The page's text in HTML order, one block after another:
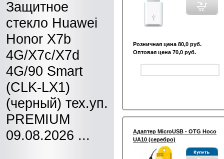
Защитное
стекло Huawei
Honor X7b
4G/X7c/X7d
4G/90 Smart
(CLK-LX1)
(черный) тех.уп.
PREMIUM
09.08.2026 ...
Розничная цена 80,0 руб.
Оптовая цена 70,0 руб.
Адаптер MicroUSB - OTG Hoco
UA10 (серебро)